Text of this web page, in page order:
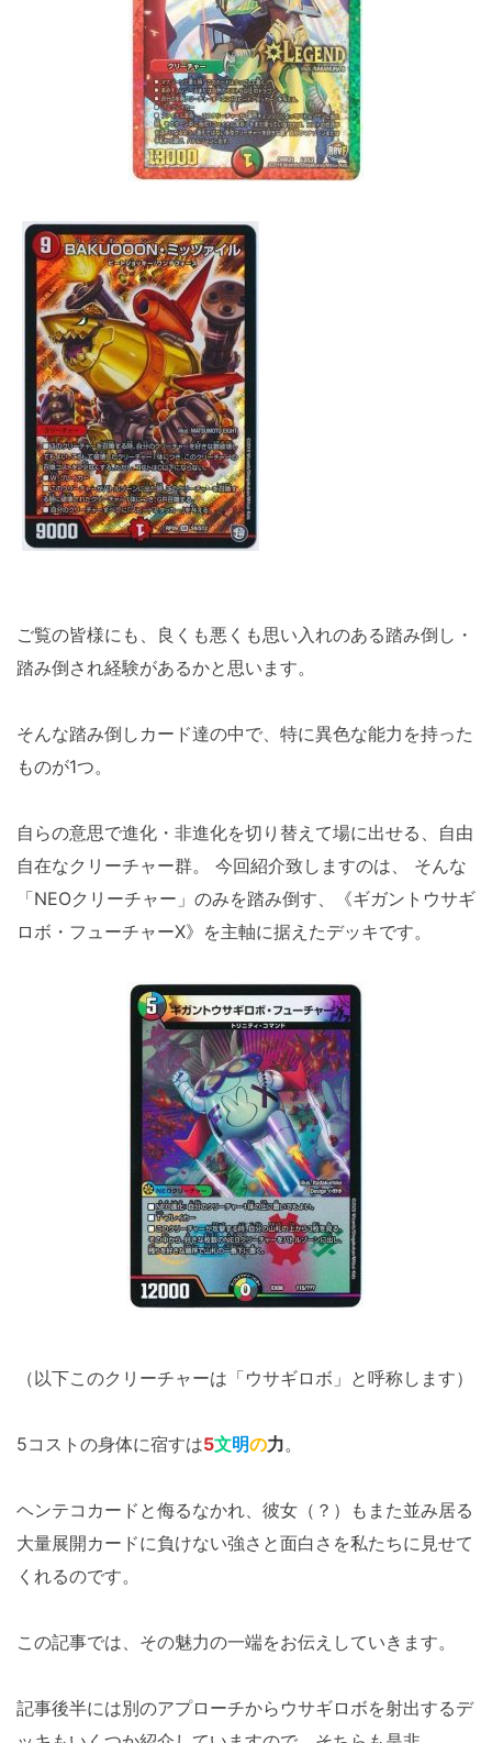
ご覧の皆様にも、良くも悪くも思い入れのある踏み倒し・
踏み倒され経験があるかと思います。
そんな踏み倒しカード達の中で、特に異色な能力を持った
ものが1つ。
自らの意思で進化・非進化を切り替えて場に出せる、自由
自在なクリーチャー群。 今回紹介致しますのは、 そんな
「NEOクリーチャー」のみを踏み倒す、《ギガントウサギ
ロボ・フューチャーX》を主軸に据えたデッキです。
（以下このクリーチャーは「ウサギロボ」と呼称します）
5コストの身体に宿すは5文明の力。
ヘンテコカードと侮るなかれ、彼女（？）もまた並み居る
大量展開カードに負けない強さと面白さを私たちに見せて
くれるのです。
この記事では、その魅力の一端をお伝えしていきます。
記事後半には別のアプローチからウサギロボを射出するデ